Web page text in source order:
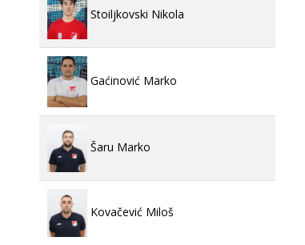
Stoiljkovski Nikola
Gaćinović Marko
Šaru Marko
Kovačević Miloš